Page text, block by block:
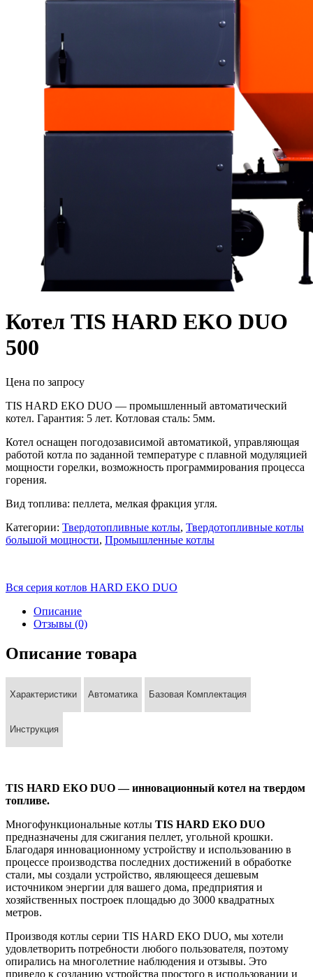
Котел TIS HARD EKO DUO
500
Цена по запросу
TIS HARD EKO DUO — промышленный автоматический
котел. Гарантия: 5 лет. Котловая сталь: 5мм.
Котел оснащен погодозависимой автоматикой, управляющая
работой котла по заданной температуре с плавной модуляцией
мощности горелки, возможность программирования процесса
горения.
Вид топлива: пеллета, мелкая фракция угля.
Категории: Твердотопливные котлы, Твердотопливные котлы
большой мощности, Промышленные котлы
Вся серия котлов HARD EKO DUO
Описание
Отзывы (0)
Описание товара
Характеристики Автоматика Базовая Комплектация
Инструкция
TIS HARD ЕКО DUO — инновационный котел на твердом
топливе.
Многофункциональные котлы TIS HARD ЕКО DUO
предназначены для сжигания пеллет, угольной крошки.
Благодаря инновационному устройству и использованию в
процессе производства последних достижений в обработке
стали, мы создали устройство, являющееся дешевым
источником энергии для вашего дома, предприятия и
хозяйственных построек площадью до 3000 квадратных
метров.
Производя котлы серии TIS HARD ЕКО DUO, мы хотели
удовлетворить потребности любого пользователя, поэтому
опирались на многолетние наблюдения и отзывы. Это
привело к созданию устройства простого в использовании и